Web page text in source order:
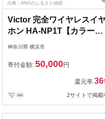
出典：ANAのふるさと納税
Victor 完全ワイヤレスイ
ホン HA-NP1T【カラー選
択可】 | オーディオ機器
ォン 人気 おすすめ｜神奈
神奈川県 横浜市
寄付金額: 50,000円
還元率36
2サイトで掲載